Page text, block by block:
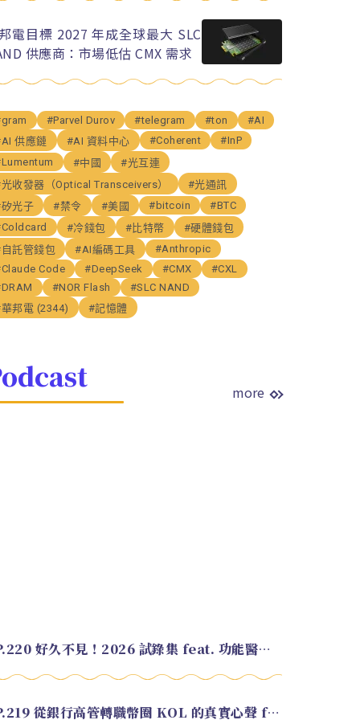
電目標 2027 年成全球最大 SLC
供應商：市場低估 CMX 需求
#Parvel Durov #telegram #ton
#AI
供應鏈
#AI 資料中心 #Coherent
#InP
#中國
#光互連
收發器（Optical Transceivers）
#光通訊
光子
#禁令 #美國 #bitcoin
#BTC
#冷錢包 #比特幣
#硬體錢包
託管錢包
#AI編碼工具
#Anthropic
Code
#DeepSeek #CMX
#CXL
#NOR Flash
#SLC NAND
邦電 (2344)
#記憶體
more
EP.220 好久不見！2026 試錄集 feat. 功能醫學營養師 美寶
EP.219 從銀行高管轉職幣圈 KOL 的真實心聲 feat.龜大